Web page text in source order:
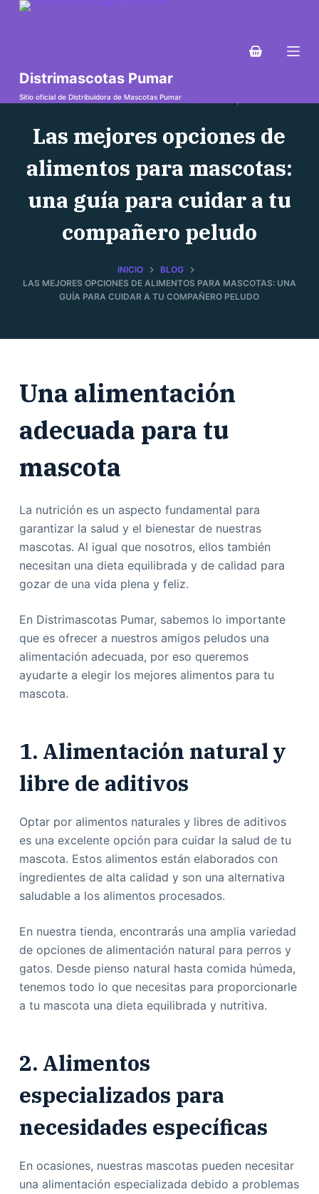
Distrimascotas Pumar
Sitio oficial de Distribuidora de Mascotas Pumar
DISTRIMASCOTASPUMAR.COM
Las mejores opciones de
alimentos para mascotas:
una guía para cuidar a tu
compañero peludo
INICIO
BLOG
LAS MEJORES OPCIONES DE ALIMENTOS PARA MASCOTAS: UNA
GUÍA PARA CUIDAR A TU COMPAÑERO PELUDO
Una alimentación
adecuada para tu
mascota
La nutrición es un aspecto fundamental para
garantizar la salud y el bienestar de nuestras
mascotas. Al igual que nosotros, ellos también
necesitan una dieta equilibrada y de calidad para
gozar de una vida plena y feliz.
En Distrimascotas Pumar, sabemos lo importante
que es ofrecer a nuestros amigos peludos una
alimentación adecuada, por eso queremos
ayudarte a elegir los mejores alimentos para tu
mascota.
1. Alimentación natural y
libre de aditivos
Optar por alimentos naturales y libres de aditivos
es una excelente opción para cuidar la salud de tu
mascota. Estos alimentos están elaborados con
ingredientes de alta calidad y son una alternativa
saludable a los alimentos procesados.
En nuestra tienda, encontrarás una amplia variedad
de opciones de alimentación natural para perros y
gatos. Desde pienso natural hasta comida húmeda,
tenemos todo lo que necesitas para proporcionarle
a tu mascota una dieta equilibrada y nutritiva.
2. Alimentos
especializados para
necesidades específicas
En ocasiones, nuestras mascotas pueden necesitar
una alimentación especializada debido a problemas